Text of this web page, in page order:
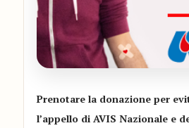
Prenotare la donazione per
l’appello di AVIS Nazionale e